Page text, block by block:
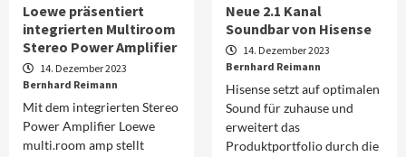
Loewe präsentiert
integrierten Multiroom
Stereo Power Amplifier
14. Dezember 2023
Bernhard Reimann
Mit dem integrierten Stereo
Power Amplifier Loewe
multi.room amp stellt
Neue 2.1 Kanal
Soundbar von Hisense
14. Dezember 2023
Bernhard Reimann
Hisense setzt auf optimalen
Sound für zuhause und
erweitert das
Produktportfolio durch die